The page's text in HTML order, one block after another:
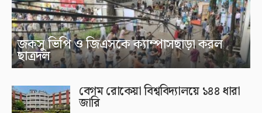
জকসু ভিপি ও জিএসকে ক্যাম্পাসছাড়া করল
ছাত্রদল
বেগম রোকেয়া বিশ্ববিদ্যালয়ে ১৪৪ ধারা
জারি